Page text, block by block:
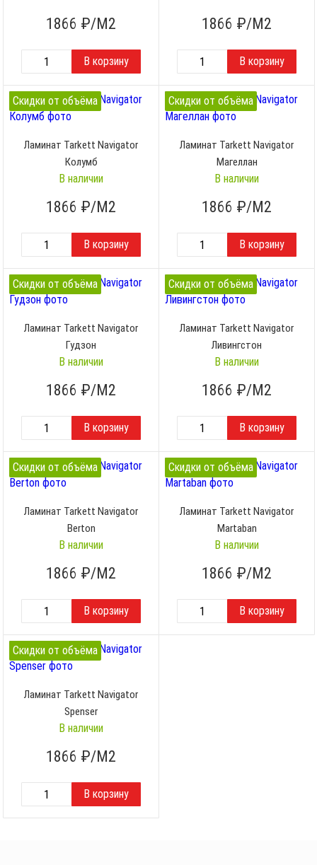
1866 ₽/М2 1866 ₽/М2
Скидки от объёма
Ламинат Tarkett Navigator
Колумб
В наличии
1866 ₽/М2
Скидки от объёма
Ламинат Tarkett Navigator
Магеллан
В наличии
1866 ₽/М2
Скидки от объёма
Ламинат Tarkett Navigator
Гудзон
В наличии
1866 ₽/М2
Скидки от объёма
Ламинат Tarkett Navigator
Ливингстон
В наличии
1866 ₽/М2
Скидки от объёма
Ламинат Tarkett Navigator
Berton
В наличии
1866 ₽/М2
Скидки от объёма
Ламинат Tarkett Navigator
Martaban
В наличии
1866 ₽/М2
Скидки от объёма
Ламинат Tarkett Navigator
Spenser
В наличии
1866 ₽/М2